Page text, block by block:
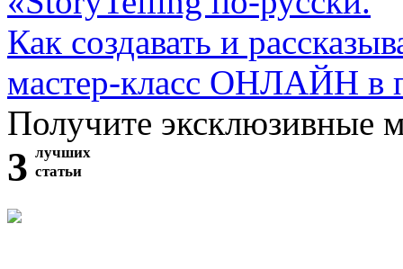
Как создавать и
мастер-класс ОНЛАЙН в
Получите эксклюзивные
3 лучших
статьи